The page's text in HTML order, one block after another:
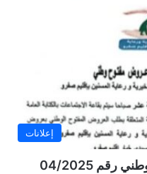
إعلانات
إعلان عن طلب عروض مفتوح وطني رقم 04/2025